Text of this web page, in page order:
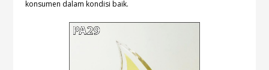
konsumen dalam kondisi baik.